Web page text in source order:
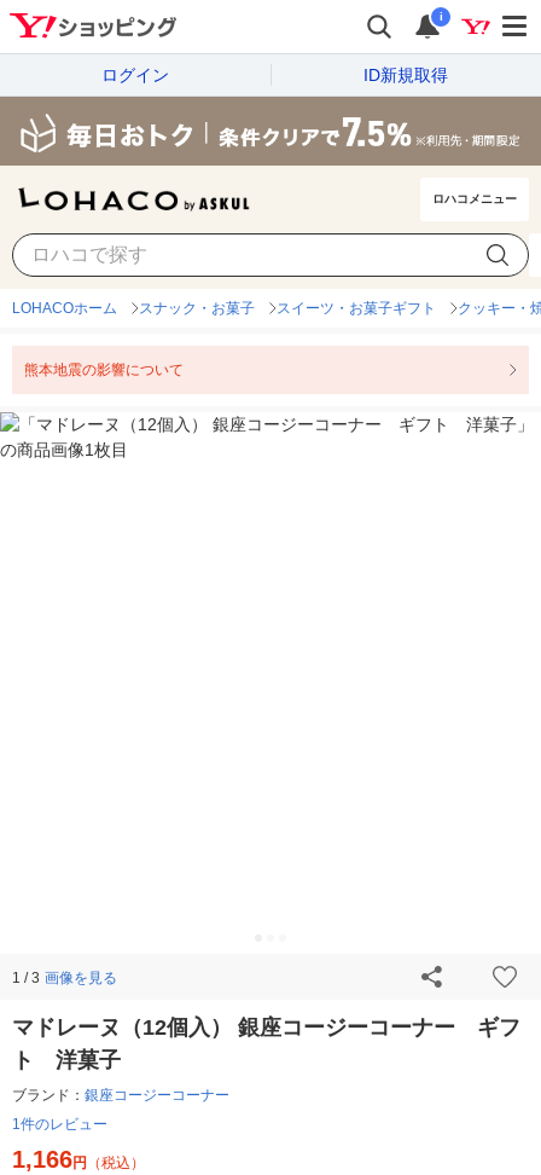
i
ログイン ID新規取得
ロハコメニュー
LOHACOホーム スナック・お菓子 スイーツ・お菓子ギフト クッキー・
熊本地震の影響について
1 / 3 画像を見る
マドレーヌ（12個入） 銀座コージーコーナー ギフ
ト 洋菓子
ブランド： 銀座コージーコーナー
1件のレビュー
1,166円 （税込）